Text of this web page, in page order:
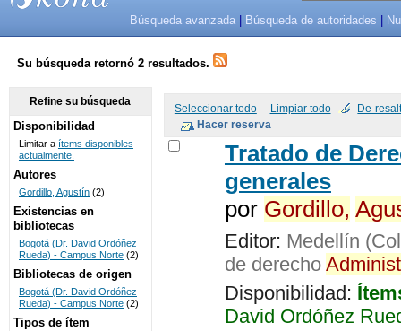
SISTEMAS
DE
BIBLIOTECAS
UNICOC
Búsqueda avanzada Búsqueda de autoridades
Su búsqueda retornó 2 resultados.
Seleccionar todo Limpiar todo De-
Tratado de
generales
por Gordillo,
Editor: Medellín
de derecho
Disponibilidad:
David Ordóñez
Refine su búsqueda
Disponibilidad
Limitar a ítems disponibles
actualmente.
Autores
Gordillo, Agustín (2)
Existencias en
bibliotecas
Bogotá (Dr. David Ordóñez
Rueda) - Campus Norte (2)
Bibliotecas de origen
Bogotá (Dr. David Ordóñez
Rueda) - Campus Norte (2)
Tipos de ítem